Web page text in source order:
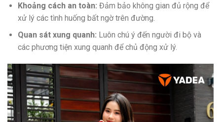
Khoảng cách an toàn: Đảm bảo không gian đủ rộng để
xử lý các tình huống bất ngờ trên đường.
Quan sát xung quanh: Luôn chú ý đến người đi bộ và
các phương tiện xung quanh để chủ động xử lý.